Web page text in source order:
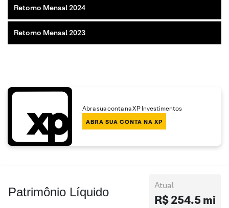
Retorno Mensal 2024
Retorno Mensal 2023
Abra sua conta na XP Investimentos
ABRA SUA CONTA NA XP
Patrimônio Líquido Atual
R$ 254.5 mi